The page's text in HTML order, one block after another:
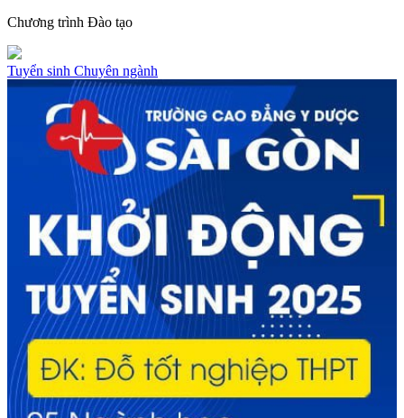
Chương trình Đào tạo
Tuyển sinh Chuyên ngành